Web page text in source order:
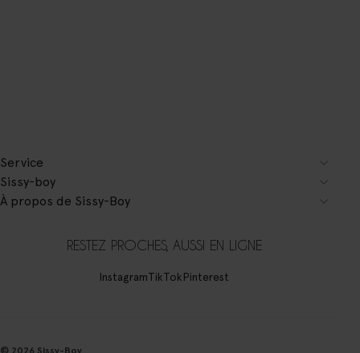
Service
Sissy-boy
À propos de Sissy-Boy
RESTEZ PROCHES, AUSSI EN LIGNE
InstagramTikTokPinterest
© 2026 Sissy-Boy